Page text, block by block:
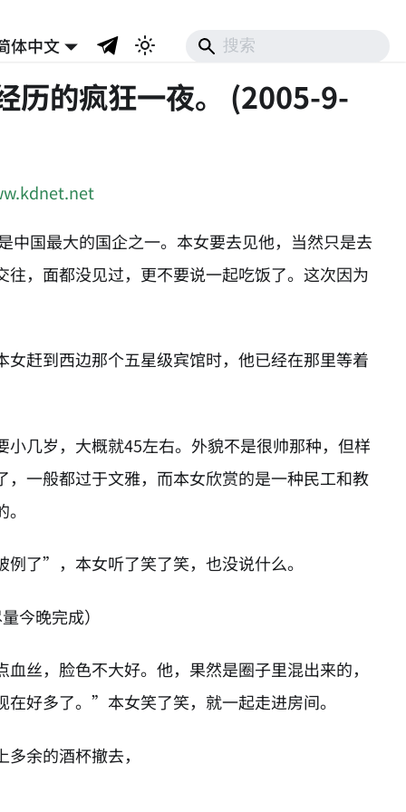
体中文
历的疯狂一夜。 (2005-9-
中国最大的国企之一。本女要去见他，当然只是去
，面都没见过，更不要说一起吃饭了。这次因为
赶到西边那个五星级宾馆时，他已经在那里等着
几岁，大概就45左右。外貌不是很帅那种，但样
一般都过于文雅，而本女欣赏的是一种民工和教
了”，本女听了笑了笑，也没说什么。
今晚完成）
丝，脸色不大好。他，果然是圈子里混出来的，
好多了。”本女笑了笑，就一起走进房间。
余的酒杯撤去，